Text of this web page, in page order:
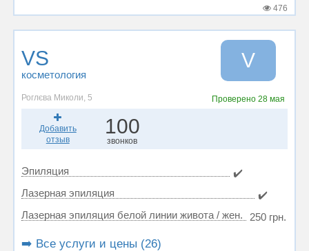
476
VS
косметология
V
Роглєва Миколи, 5 Проверено28 мая
Добавить
отзыв
100
звонков
Эпиляция
✔️
Лазерная эпиляция
✔️
Лазерная эпиляция белой линии живота / жен.
250 грн.
➡️ Все услуги и цены (26)